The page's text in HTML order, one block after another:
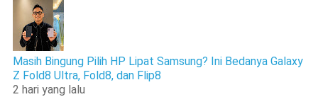
Masih Bingung Pilih HP Lipat Samsung? Ini Bedanya Galaxy
Z Fold8 Ultra, Fold8, dan Flip8
2 hari yang lalu